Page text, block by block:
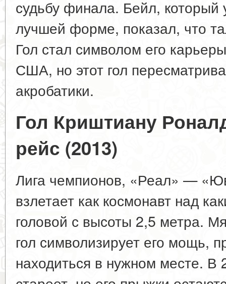
судьбу финала. Бейл, который
лучшей форме, показал, что
Гол стал символом его
США, но этот гол
акробатики.
Гол Криштиану
рейс (2013)
Лига чемпионов, «Реал» —
взлетает как космонавт над
головой с высоты 2,5 метра.
гол символизирует его мощь,
находиться в нужном месте. В